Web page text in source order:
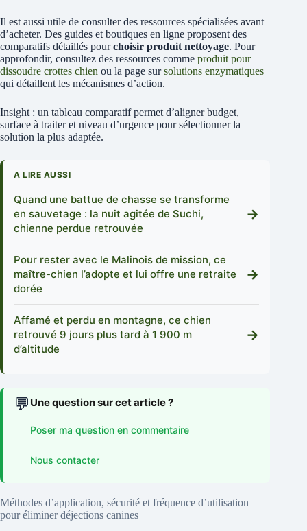
Il est aussi utile de consulter des ressources spécialisées avant
d’acheter. Des guides et boutiques en ligne proposent des
comparatifs détaillés pourchoisir produit nettoyage. Pour
approfondir, consultez des ressources comme produit pour
dissoudre crottes chien ou la page sursolutions enzymatiques
qui détaillent les mécanismes d’action.
Insight : un tableau comparatif permet d’aligner budget,
surface à traiter et niveau d’urgence pour sélectionner la
solution la plus adaptée.
A LIRE AUSSI
Quand une battue de chasse se transforme
en sauvetage : la nuit agitée de Suchi,
chienne perdue retrouvée
→
Pour rester avec le Malinois de mission, ce
maître-chien l’adopte et lui offre une retraite
dorée
→
Affamé et perdu en montagne, ce chien
retrouvé 9 jours plus tard à 1 900 m
d’altitude
→
💬 Une question sur cet article ?
Poser ma question en commentaire
Nous contacter
Méthodes d’application, sécurité et fréquence d’utilisation
pour éliminer déjections canines